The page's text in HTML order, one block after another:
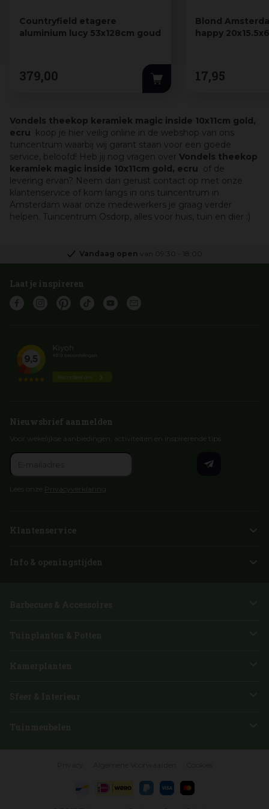
Countryfield etagere
aluminium lucy 53x128cm goud
379,00
Blond
happy
17,95
Vondels theekop keramiek magic inside 10x11cm gold,
ecru koop je hier veilig online in de webshop van ons
tuincentrum waarbij wij garant staan voor een goede
service, beloofd! Heb jij nog vragen over Vondels theekop
keramiek magic inside 10x11cm gold, ecru of de
levering ervan? Neem dan gerust contact op met onze
klantenservice of kom langs in ons tuincentrum in
Amsterdam waar onze medewerkers je graag verder
helpen. Tuincentrum Osdorp, alles voor huis, tuin en dier :)
Vandaag open van 09:30 18:00
Laat je inspireren
Nieuwsbrief aanmelden
Voor wekelijkse aanbiedingen, activiteiten en inspirerende tips
Lees onze Privacyverklaring
Klantenservice
Info & openingstijden